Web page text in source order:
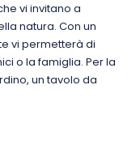
vi invitano a
natura. Con un
vi permetterà di
o la famiglia. Per la
un tavolo da